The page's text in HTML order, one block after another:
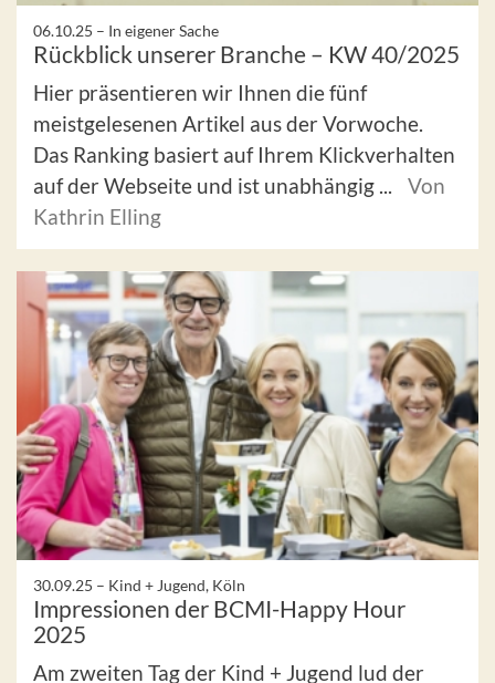
06.10.25 – In eigener Sache
Rückblick unserer Branche – KW 40/2025
Hier präsentieren wir Ihnen die fünf
meistgelesenen Artikel aus der Vorwoche.
Das Ranking basiert auf Ihrem Klickverhalten
auf der Webseite und ist unabhängig ...
Von
Kathrin Elling
30.09.25 – Kind + Jugend, Köln
Impressionen der BCMI-Happy Hour
2025
Am zweiten Tag der Kind + Jugend lud der